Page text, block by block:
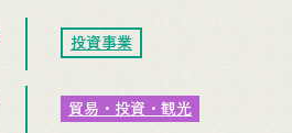
投資事業
貿易・投資・観光